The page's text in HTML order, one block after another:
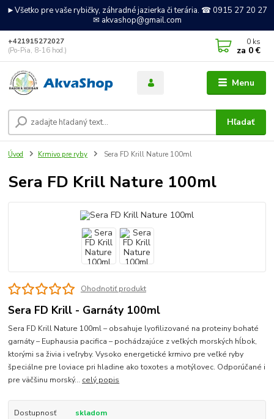
►Všetko pre vaše rybičky, záhradné jazierka či terária. ☎ 0915 27 20 27
✉ akvashop@gmail.com
Menu
Hľadať
+421915272027
(Po-Pia, 8-16 hod.)
0 ks
za 0 €
Úvod Krmivo pre ryby Sera FD Krill Nature 100ml
Sera FD Krill Nature 100ml
Ohodnotiť produkt
Sera FD Krill - Garnáty 100ml
Sera FD Krill Nature 100ml – obsahuje lyofilizované na proteiny bohaté
garnáty – Euphausia pacifica – pochádzajúce z veľkých morských hĺbok,
ktorými sa živia i veľryby. Vysoko energetické krmivo pre veľké ryby
špeciálne pre loviace pri hladine ako toxotes a motýlovec. Odporúčané i
pre väčšinu morský... celý popis
Dostupnosť skladom